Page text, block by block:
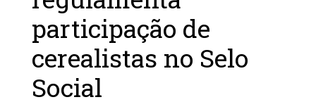
participação de
cerealistas no Selo
Social